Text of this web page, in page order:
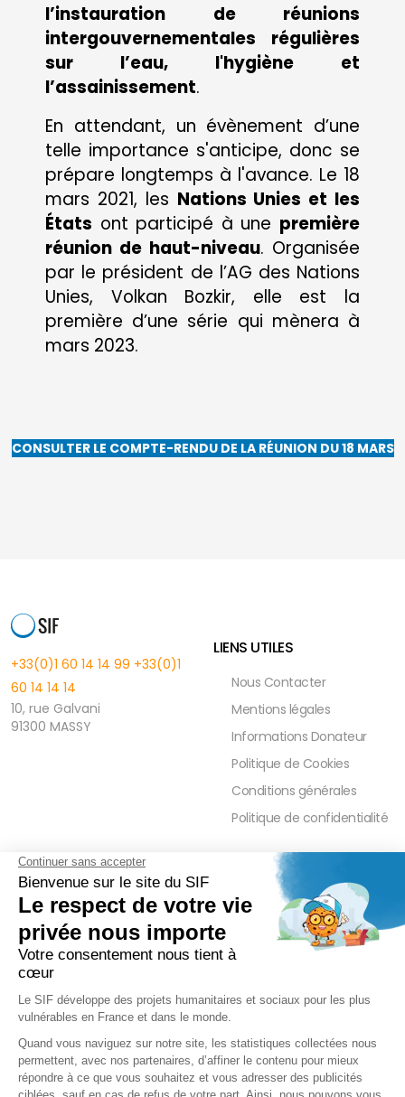
l’instauration de réunions
intergouvernementales régulières
sur l’eau, l'hygiène et
l’assainissement.
En attendant, un évènement d’une
telle importance s'anticipe, donc se
prépare longtemps à l'avance. Le 18
mars 2021, les Nations Unies et les
États ont participé à une première
réunion de haut-niveau. Organisée
par le président de l’AG des Nations
Unies, Volkan Bozkir, elle est la
première d’une série qui mènera à
mars 2023.
CONSULTER LE COMPTE-RENDU DE LA RÉUNION DU 18 MARS
+33(0)1 60 14 14 99 +33(0)1
60 14 14 14
10, rue Galvani
91300 MASSY
LIENS UTILES
Nous Contacter
Mentions légales
Informations Donateur
Politique de Cookies
Conditions générales
Politique de confidentialité
FAQ
Réduction Fiscale
Ramadan 2026
Zakât Al Maal
Intérêts Bancaires
Parrainage Individuel
Waqf
PRESSE ET PARTENAIRE
Contact Presse
Communiqués de Presse
Actualités Presse
Réseaux sociaux